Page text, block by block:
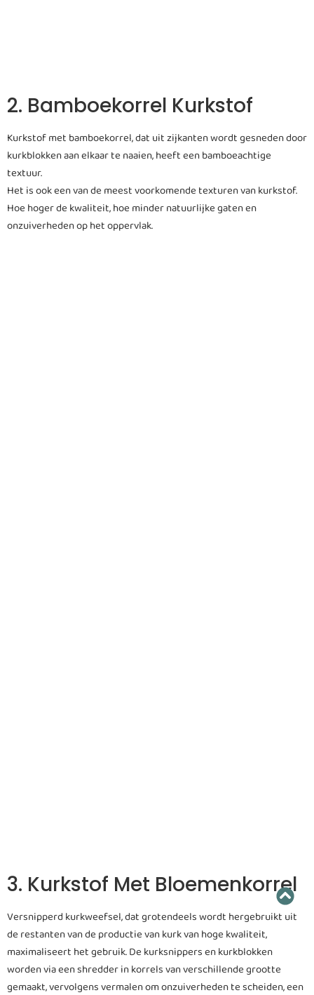
2. Bamboekorrel Kurkstof
Kurkstof met bamboekorrel, dat uit zijkanten wordt gesneden door
kurkblokken aan elkaar te naaien, heeft een bamboeachtige
textuur.
Het is ook een van de meest voorkomende texturen van kurkstof.
Hoe hoger de kwaliteit, hoe minder natuurlijke gaten en
onzuiverheden op het oppervlak.
3. Kurkstof Met Bloemenkorrel
Versnipperd kurkweefsel, dat grotendeels wordt hergebruikt uit
de restanten van de productie van kurk van hoge kwaliteit,
maximaliseert het gebruik. De kurksnippers en kurkblokken
worden via een shredder in korrels van verschillende grootte
gemaakt, vervolgens vermalen om onzuiverheden te scheiden, een